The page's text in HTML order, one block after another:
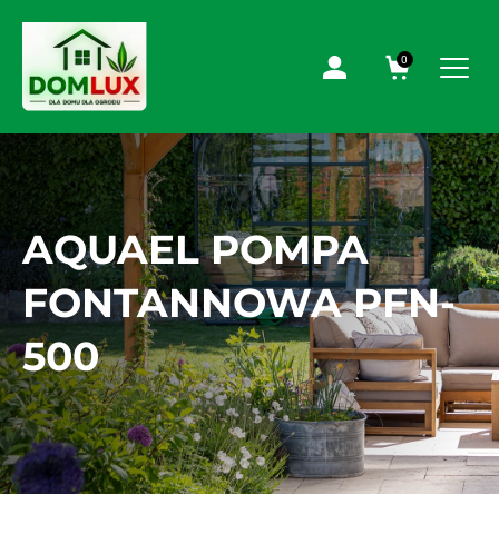
0
AQUAEL POMPA
FONTANNOWA PFN-
500